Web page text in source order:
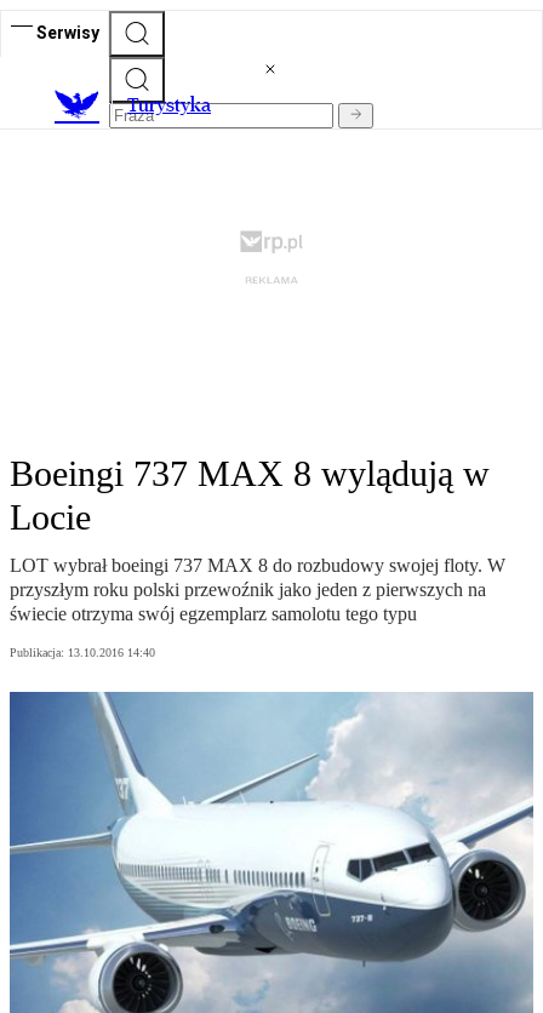
Serwisy
Turystyka
Boeingi 737 MAX 8 wylądują w
Locie
LOT wybrał boeingi 737 MAX 8 do rozbudowy swojej floty. W
przyszłym roku polski przewoźnik jako jeden z pierwszych na
świecie otrzyma swój egzemplarz samolotu tego typu
Publikacja: 13.10.2016 14:40